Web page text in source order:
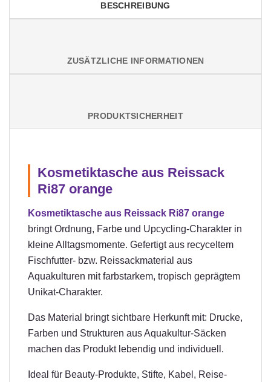
BESCHREIBUNG
ZUSÄTZLICHE INFORMATIONEN
PRODUKTSICHERHEIT
Kosmetiktasche aus Reissack
Ri87 orange
Kosmetiktasche aus Reissack Ri87 orange
bringt Ordnung, Farbe und Upcycling-Charakter in
kleine Alltagsmomente. Gefertigt aus recyceltem
Fischfutter- bzw. Reissackmaterial aus
Aquakulturen mit farbstarkem, tropisch geprägtem
Unikat-Charakter.
Das Material bringt sichtbare Herkunft mit: Drucke,
Farben und Strukturen aus Aquakultur-Säcken
machen das Produkt lebendig und individuell.
Ideal für Beauty-Produkte, Stifte, Kabel, Reise-